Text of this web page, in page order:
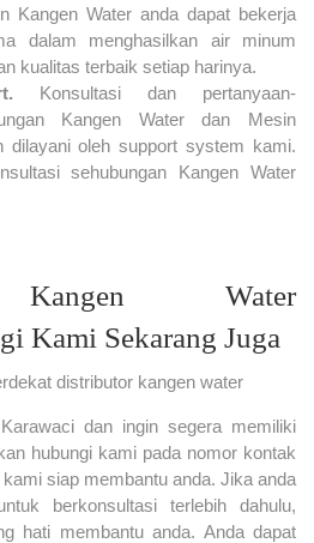
Kangen Water anda dapat bekerja
dalam menghasilkan air minum
kualitas terbaik setiap harinya.
Konsultasi dan pertanyaan-
Kangen Water dan Mesin
dilayani oleh support system kami.
sehubungan Kangen Water
Water
Kami Sekarang Juga
dan ingin segera memiliki
hubungi kami pada nomor kontak
siap membantu anda. Jika anda
berkonsultasi terlebih dahulu,
hati membantu anda. Anda dapat